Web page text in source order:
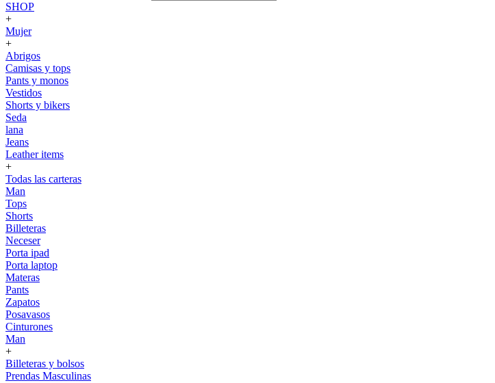
SHOP
+
Mujer
+
Abrigos
Camisas y tops
Pants y monos
Vestidos
Shorts y bikers
Seda
lana
Jeans
Leather items
+
Todas las carteras
Man
Tops
Shorts
Billeteras
Neceser
Porta ipad
Porta laptop
Materas
Pants
Zapatos
Posavasos
Cinturones
Man
+
Billeteras y bolsos
Prendas Masculinas